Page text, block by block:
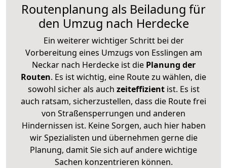
Routenplanung als Beiladung für
den Umzug nach Herdecke
Ein weiterer wichtiger Schritt bei der
Vorbereitung eines Umzugs von Esslingen am
Neckar nach Herdecke ist diePlanung der
Routen. Es ist wichtig, eine Route zu wählen, die
sowohl sicher als auch zeiteffizientist. Es ist
auch ratsam, sicherzustellen, dass die Route frei
von Straßensperrungen und anderen
Hindernissen ist. Keine Sorgen, auch hier haben
wir Spezialisten und übernehmen gerne die
Planung, damit Sie sich auf andere wichtige
Sachen konzentrieren können.